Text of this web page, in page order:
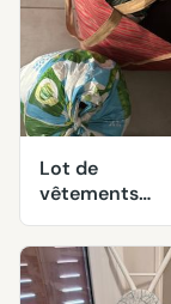
Lot de
vêtements
venir
rapidement
svp